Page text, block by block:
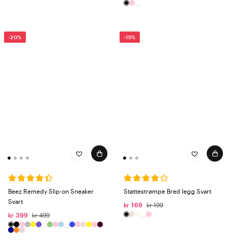
-20%
Beez Remedy Slip-on Sneaker
Svart
kr 399
kr 499
-15%
Støttestrømpe Bred legg Svart
kr 169
kr 199